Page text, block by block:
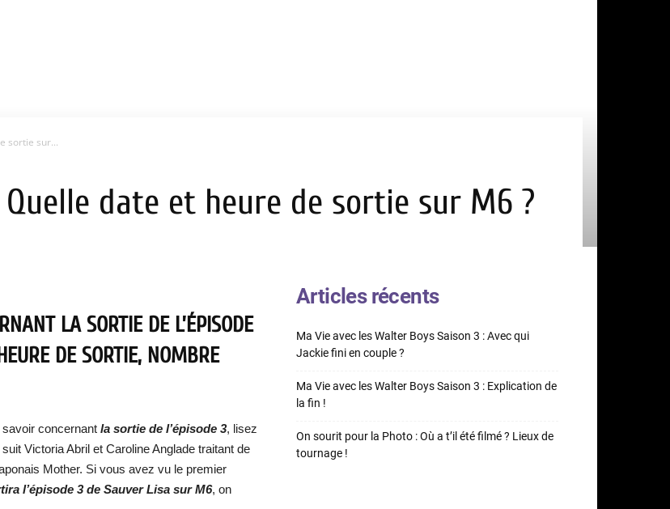
sortie sur...
Quelle date et heure de sortie sur M6 ?
LA SORTIE DE L’ÉPISODE
DE SORTIE, NOMBRE
concernant la sortie de l’épisode 3, lisez
Victoria Abril et Caroline Anglade traitant de
Mother. Si vous avez vu le premier
l’épisode 3 de Sauver Lisa sur M6, on
Articles récents
Ma Vie avec les Walter Boys Saison 3 : Avec qui
Jackie fini en couple ?
Ma Vie avec les Walter Boys Saison 3 : Explication de
la fin !
On sourit pour la Photo : Où a t’il été filmé ? Lieux de
tournage !